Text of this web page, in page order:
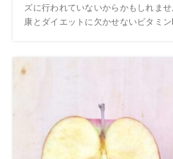
ズに行われていないからかもしれま
康とダイエットに欠かせないビタミ